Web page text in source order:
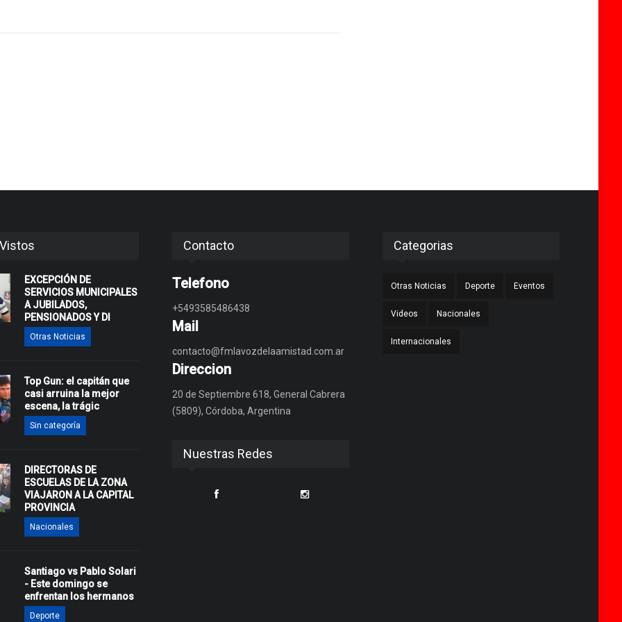
EXCEPCIÓN DE
SERVICIOS MUNICIPALES
A JUBILADOS,
PENSIONADOS Y DI
Otras Noticias
Top Gun: el capitán que
casi arruina la mejor
escena, la trágic
Sin categoría
DIRECTORAS DE
ESCUELAS DE LA ZONA
VIAJARON A LA CAPITAL
PROVINCIA
Nacionales
Santiago vs Pablo Solari
- Este domingo se
enfrentan los hermanos
Deporte
Contacto
Telefono
+5493585486438
Mail
contacto@fmlavozdelaamistad.com.ar
Direccion
20 de Septiembre 618, General Cabrera
(5809), Córdoba, Argentina
Nuestras Redes
Categorias
Otras Noticias Deporte Eventos
Videos Nacionales
Internacionales